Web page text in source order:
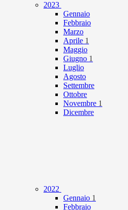
2023
Gennaio
Febbraio
Marzo
Aprile 1
Maggio
Giugno 1
Luglio
Agosto
Settembre
Ottobre
Novembre 1
Dicembre
2022
Gennaio 1
Febbraio